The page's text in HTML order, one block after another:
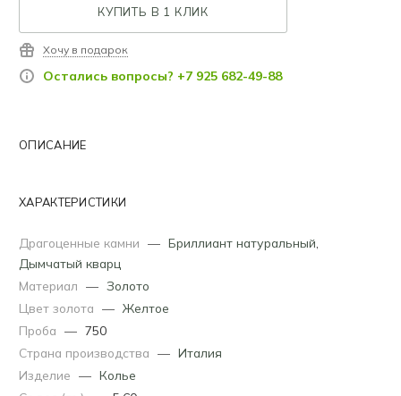
КУПИТЬ В 1 КЛИК
Хочу в подарок
Остались вопросы? +7 925 682-49-88
ОПИСАНИЕ
ХАРАКТЕРИСТИКИ
Драгоценные камни — Бриллиант натуральный
Дымчатый кварц
Материал — Золото
Цвет золота — Желтое
Проба — 750
Страна производства — Италия
Изделие — Колье